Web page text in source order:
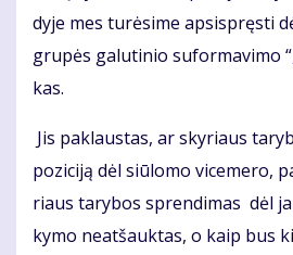
dy­je mes tu­rė­si­me ap­si­spręs­ti
gru­pės ga­lu­ti­nio su­for­ma­vi­mo
kas.
Jis pa­klaus­tas, ar sky­riaus
po­zi­ci­ją dėl siū­lo­mo vi­ce­me­ro,
riaus ta­ry­bos spren­di­mas dėl
ky­mo ne­at­šauk­tas, o kaip bus